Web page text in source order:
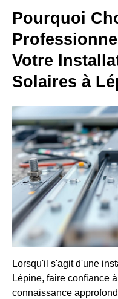
Pourquoi
Votre
Solaires à
Lorsqu'il s'agit d'une
Lépine, faire confiance
connaissance